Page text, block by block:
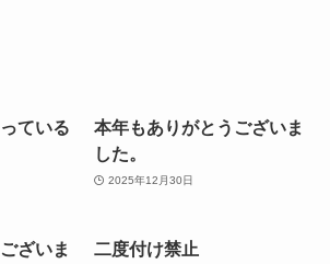
ている
本年もありがとうございま
した。
2025年12月30日
ざいま
二度付け禁止